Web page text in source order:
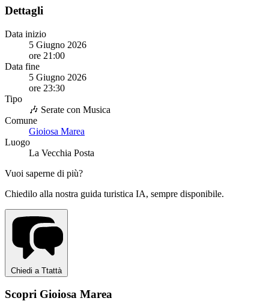
Dettagli
Data inizio
5 Giugno 2026
ore 21:00
Data fine
5 Giugno 2026
ore 23:30
Tipo
🎶 Serate con Musica
Comune
Gioiosa Marea
Luogo
La Vecchia Posta
Vuoi saperne di più?
Chiedilo alla nostra guida turistica IA, sempre disponibile.
Chiedi a Ttattà
Scopri Gioiosa Marea